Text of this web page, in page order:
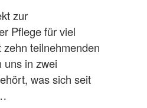
zur
Pflege für viel
teilnehmenden
uns in zwei
was sich seit